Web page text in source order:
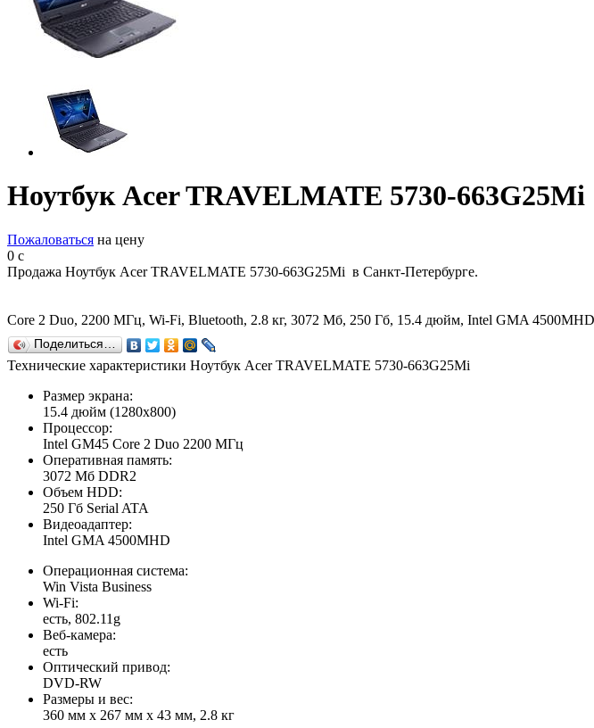
Ноутбук Acer TRAVELMATE 5730-663G25Mi
Пожаловаться на цену
0 c
Продажа Ноутбук Acer TRAVELMATE 5730-663G25Mi в Санкт-Петербурге.
Core 2 Duo, 2200 МГц, Wi-Fi, Bluetooth, 2.8 кг, 3072 Мб, 250 Гб, 15.4 дюйм, Intel GMA
Поделиться…
Технические характеристики Ноутбук Acer TRAVELMATE 5730-663G25Mi
Размер экрана:
15.4 дюйм (1280x800)
Процессор:
Intel GM45 Core 2 Duo 2200 МГц
Оперативная память:
3072 Мб DDR2
Объем HDD:
250 Гб Serial ATA
Видеоадаптер:
Intel GMA 4500MHD
Операционная система:
Win Vista Business
Wi-Fi:
есть, 802.11g
Веб-камера:
есть
Оптический привод:
DVD-RW
Размеры и вес:
360 мм x 267 мм x 43 мм, 2.8 кг